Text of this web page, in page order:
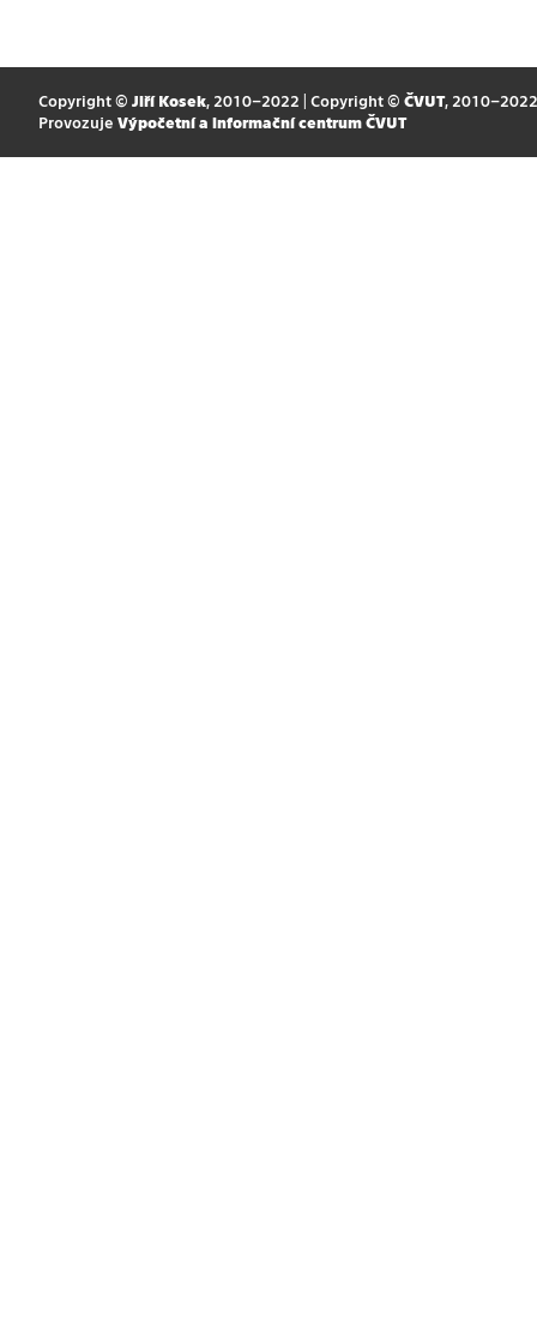
Copyright © Jiří Kosek, 2010–2022 | Copyright © ČVUT, 2010–2022
Provozuje Výpočetní a informační centrum ČVUT